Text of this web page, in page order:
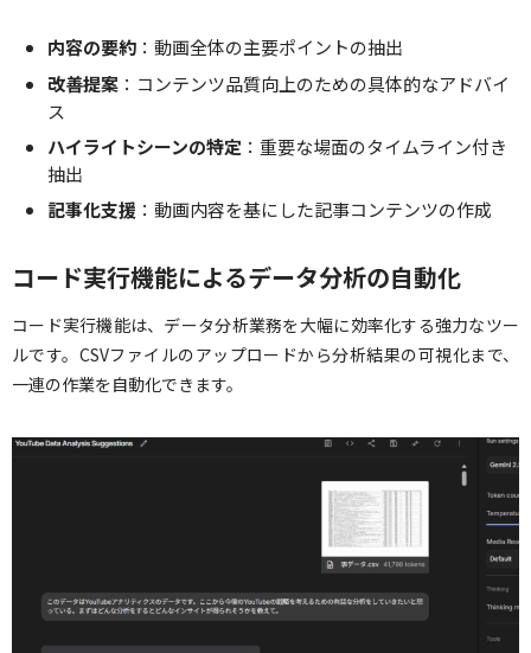
内容の要約 ：動画全体の主要ポイントの抽出
改善提案 ：コンテンツ品質向上のための具体的なアドバイ
ス
ハイライトシーンの特定 ：重要な場面のタイムライン付き
抽出
記事化支援 ：動画内容を基にした記事コンテンツの作成
コード実行機能によるデータ分析の自動化
コード実行機能は、データ分析業務を大幅に効率化する強力なツー
ルです。CSVファイルのアップロードから分析結果の可視化まで、
一連の作業を自動化できます。